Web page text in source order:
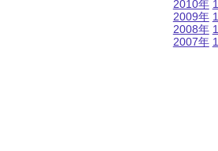
2010年
2009年
2008年
2007年